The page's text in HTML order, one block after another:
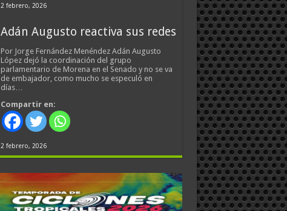
2 febrero, 2026
Adán Augusto reactiva sus redes
Por Jorge Fernández Menéndez Adán Augusto
López dejó la coordinación del grupo
parlamentario de Morena en el Senado y no se va
de embajador, como mucho se especuló en
días…
Compartir en:
2 febrero, 2026